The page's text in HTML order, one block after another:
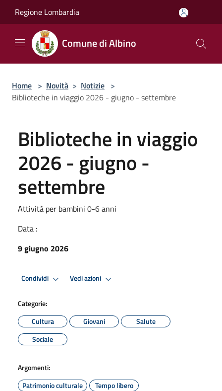
Regione Lombardia
Comune di Albino
Home > Novità > Notizie >
Biblioteche in viaggio 2026 - giugno - settembre
Biblioteche in viaggio
2026 - giugno -
settembre
Attività per bambini 0-6 anni
Data :
9 giugno 2026
Condividi Vedi azioni
Categorie:
Cultura
Giovani
Salute
Sociale
Argomenti:
Patrimonio culturale
Tempo libero